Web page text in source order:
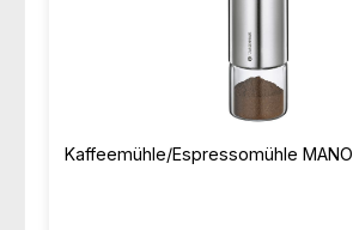
Kaffeemühle/Espressomühle MANO